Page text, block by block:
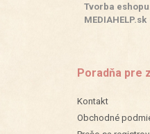
Tvorba eshopu
MEDIAHELP.sk
Poradňa pre
Kontakt
Obchodné